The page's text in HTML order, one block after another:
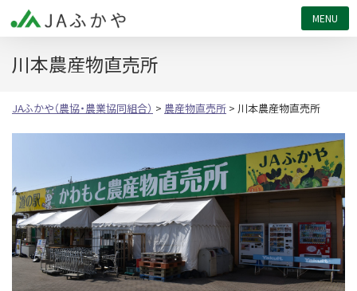
川本農産物直売所
JAふかや（農協・農業協同組合） > 農産物直売所 > 川本農産物直売所